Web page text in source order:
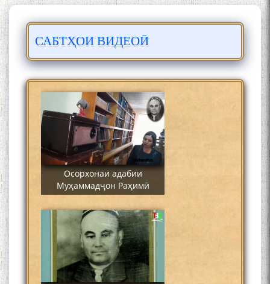
САБТҲОИ ВИДЕОӢ
Сайре дар Осорхона
Муҳаммадҷон Раҳимӣ
Осорхонаи адабии
Муҳаммадҷон Раҳимӣ